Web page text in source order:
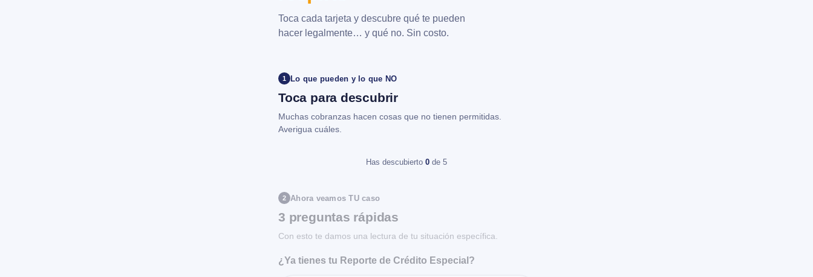
Toca cada tarjeta y descubre qué te pueden
hacer legalmente… y qué no. Sin costo.
1 Lo que pueden y lo que NO
Toca para descubrir
Muchas cobranzas hacen cosas que no tienen permitidas.
Averigua cuáles.
Has descubierto 0 de 5
2 Ahora veamos TU caso
3 preguntas rápidas
Con esto te damos una lectura de tu situación específica.
¿Ya tienes tu Reporte de Crédito Especial?